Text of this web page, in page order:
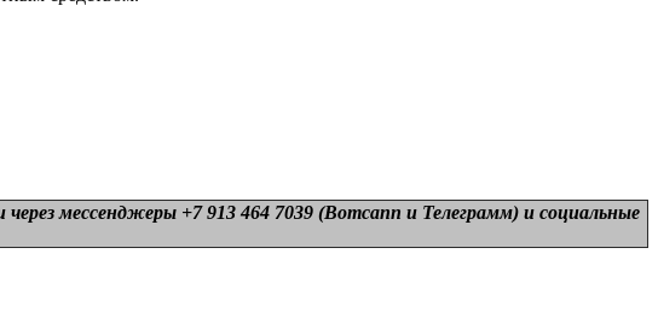
через мессенджеры +7 913 464 7039 (Вотсапп и Телеграмм) и социальные